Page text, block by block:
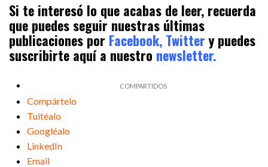
Si te interesó lo que acabas de leer, recuerda
que puedes seguir nuestras últimas
publicaciones por Facebook, Twitter y puedes
suscribirte aquí a nuestro newsletter.
Compártelo
Tuitéalo
Googléalo
LinkedIn
Email